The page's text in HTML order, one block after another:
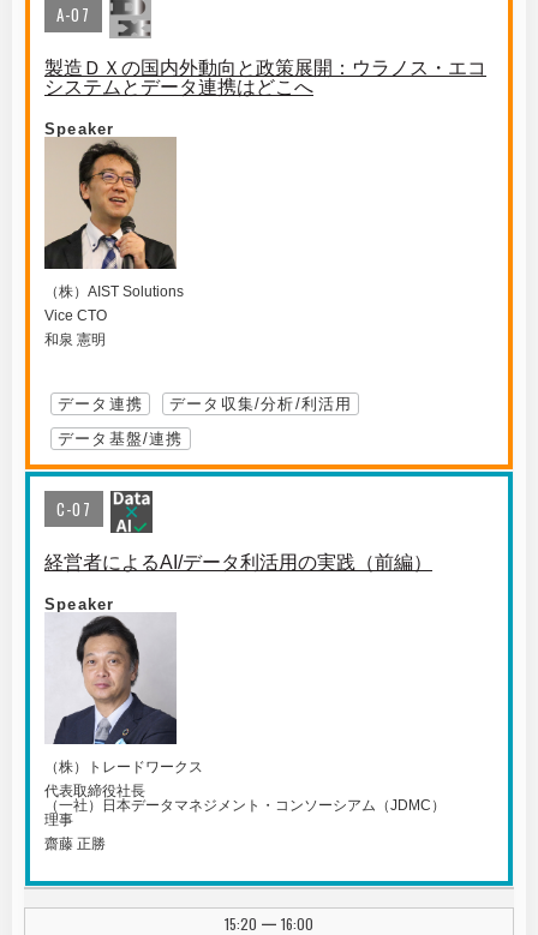
A-07
製造ＤＸの国内外動向と政策展開：ウラノス・エコ
システムとデータ連携はどこへ
Speaker
（株）AIST Solutions
Vice CTO
和泉 憲明
データ連携
データ収集/分析/利活用
データ基盤/連携
C-07
経営者によるAI/データ利活用の実践（前編）
Speaker
（株）トレードワークス
代表取締役社長
（一社）日本データマネジメント・コンソーシアム（JDMC）
理事
齋藤 正勝
15:20 | 16:00